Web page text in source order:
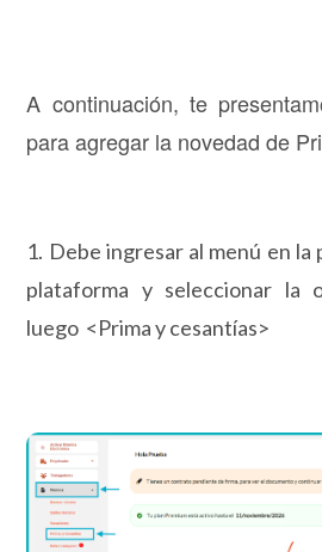
A continuación, te
para agregar la novedad de
1. Debe ingresar al menú en la
plataforma y seleccionar la
luego <Prima y cesantías>